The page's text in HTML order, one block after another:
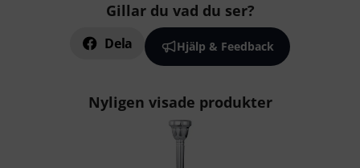
Gillar du vad du ser?
Dela Hjälp & Feedback
Nyligen visade produkter